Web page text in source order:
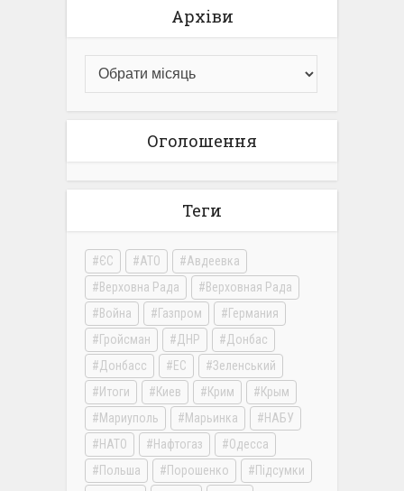
Архіви
Оголошення
Теги
ЄС АТО
Авдеевка
Верховна Рада
Верховная Рада
Война
Газпром
Германия
Гройсман
ДНР
Донбас
Донбасс
ЕС
Зеленський
Итоги
Киев Крим
Крым
Мариуполь
Марьинка
НАБУ
НАТО
Нафтогаз
Одесса
Польша
Порошенко
Підсумки